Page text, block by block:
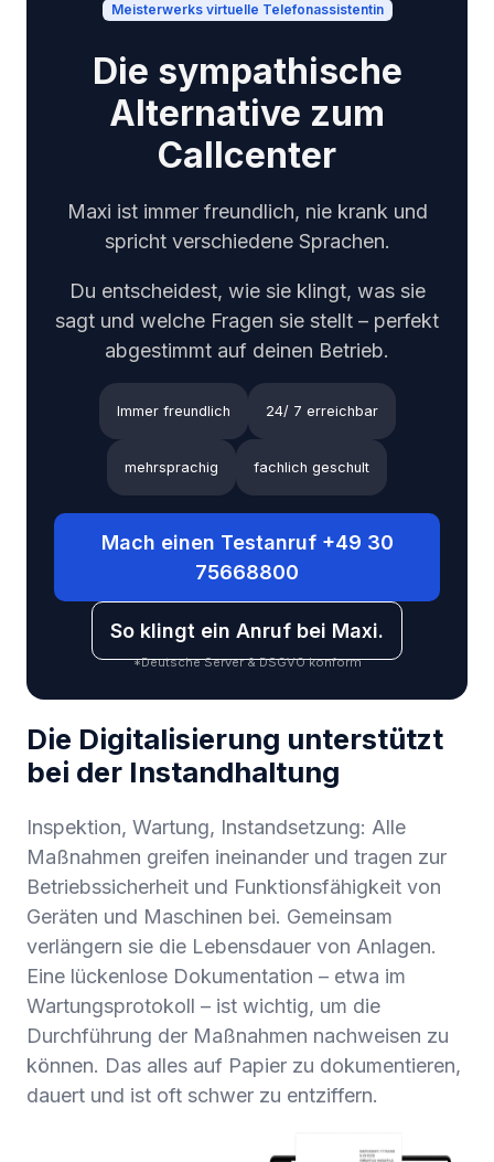
Meisterwerks virtuelle Telefonassistentin
Die sympathische
Alternative zum
Callcenter
Maxi ist immer freundlich, nie krank und
spricht verschiedene Sprachen.
Du entscheidest, wie sie klingt, was sie
sagt und welche Fragen sie stellt – perfekt
abgestimmt auf deinen Betrieb.
Immer freundlich 24/ 7 erreichbar
mehrsprachig fachlich geschult
Mach einen Testanruf +49 30
75668800
So klingt ein Anruf bei Maxi.
*Deutsche Server & DSGVO konform
Die Digitalisierung unterstützt
bei der Instandhaltung
Inspektion, Wartung, Instandsetzung: Alle
Maßnahmen greifen ineinander und tragen zur
Betriebssicherheit und Funktionsfähigkeit von
Geräten und Maschinen bei. Gemeinsam
verlängern sie die Lebensdauer von Anlagen.
Eine lückenlose Dokumentation – etwa im
Wartungsprotokoll – ist wichtig, um die
Durchführung der Maßnahmen nachweisen zu
können. Das alles auf Papier zu dokumentieren,
dauert und ist oft schwer zu entziffern.